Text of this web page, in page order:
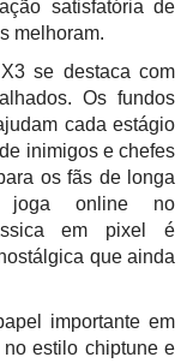
satisfatória de
melhoram.
se destaca com
Os fundos
cada estágio
inimigos e chefes
os fãs de longa
joga online no
em pixel é
que ainda
importante em
estilo chiptune e